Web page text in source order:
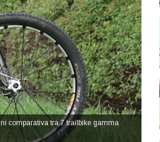
comparativa tra 7 trailbike gamma